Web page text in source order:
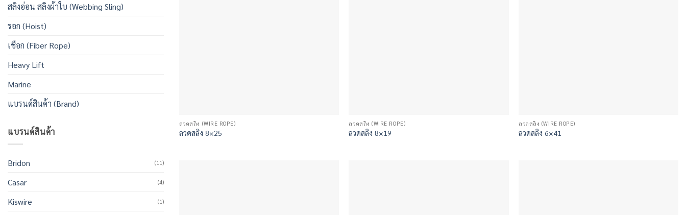
สลิงอ่อน สลิงผ้าใบ (Webbing Sling)
รอก (Hoist)
เชือก (Fiber Rope)
Heavy Lift
Marine
แบรนด์สินค้า (Brand)
แบรนด์สินค้า
Bridon (11)
Casar (4)
Kiswire (1)
ลวดสลิง (WIRE ROPE)
ลวดสลิง 8×25
ลวดสลิง (WIRE ROPE)
ลวดสลิง 8×19
ลวดสลิง (WIRE ROPE)
ลวดสลิง 6×41